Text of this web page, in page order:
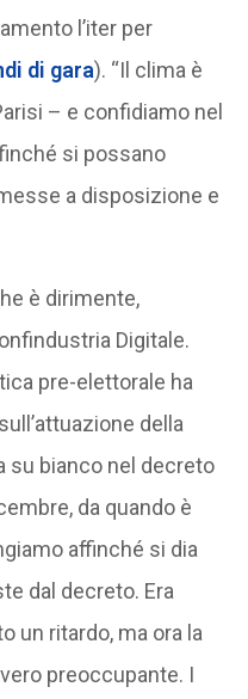
l’iter per
di gara). “Il clima è
– e confidiamo nel
si possano
a disposizione e
è dirimente,
Digitale.
pre-elettorale ha
della
su bianco nel decreto
da quando è
affinché si dia
dal decreto. Era
un ritardo, ma ora la
preoccupante. I